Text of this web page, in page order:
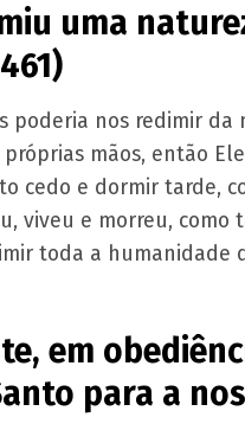
uma
poderia nos redimir da
mãos, então
cedo e dormir tarde,
viveu e morreu, como
toda a humanidade
em
para a